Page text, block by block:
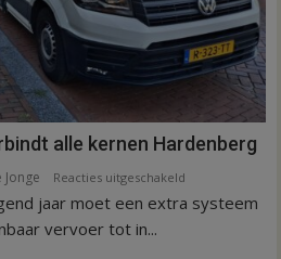
alle kernen Hardenberg
Reacties uitgeschakeld
Nieuw
jaar moet een extra systeem
vervoer tot in...